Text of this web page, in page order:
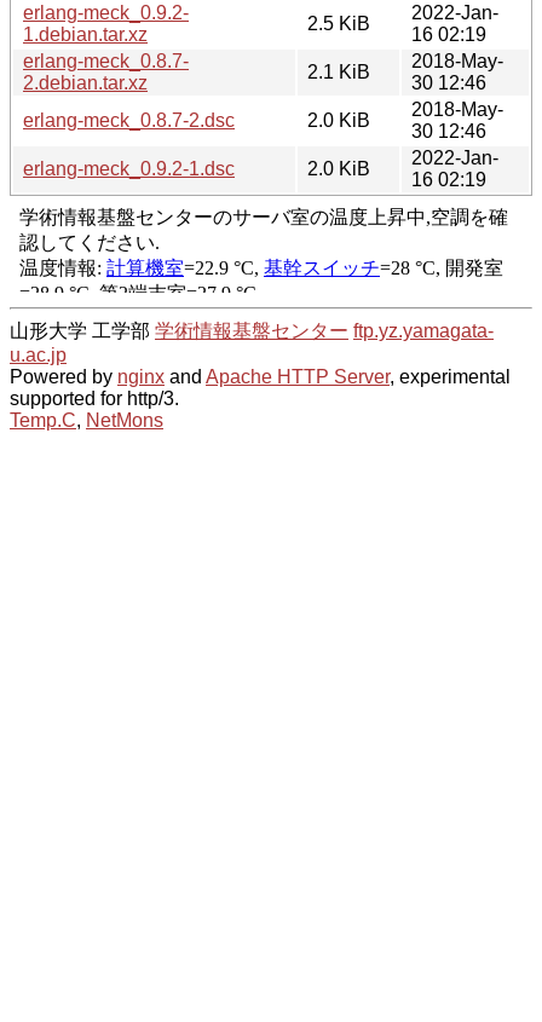
erlang-meck_0.9.2-
1.debian.tar.xz
2.5 KiB
2022-Jan-
16 02:19
erlang-meck_0.8.7-
2.debian.tar.xz
2.1 KiB
2018-May-
30 12:46
erlang-meck_0.8.7-2.dsc
2.0 KiB
2018-May-
30 12:46
erlang-meck_0.9.2-1.dsc
2.0 KiB
2022-Jan-
16 02:19
山形大学 工学部 学術情報基盤センター ftp.yz.yamagata-
u.ac.jp
Powered by nginx and Apache HTTP Server, experimental
supported for http/3.
Temp.C, NetMons